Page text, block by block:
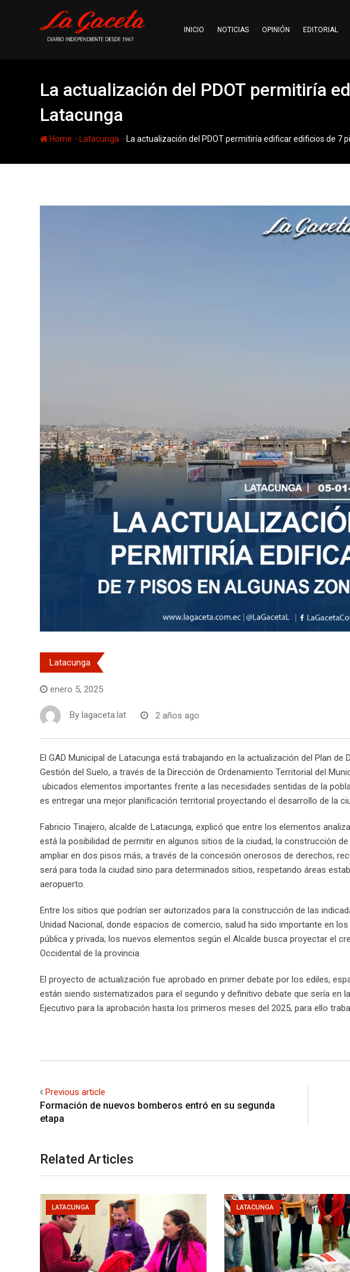
INICIO NOTICIAS OPINIÓN EDITORIAL
La actualización del PDOT permitiría
Latacunga
Home - Latacunga - La actualización del PDOT permitiría edificar edificios de 7
Latacunga
enero 5, 2025
By lagaceta.lat 2 años ago
El GAD Municipal de Latacunga está trabajando en la actualización del Plan
Gestión del Suelo, a través de la Dirección de Ordenamiento Territorial del
ubicados elementos importantes frente a las necesidades sentidas de la
es entregar una mejor planificación territorial proyectando el desarrollo de la
Fabricio Tinajero, alcalde de Latacunga, explicó que entre los elementos
está la posibilidad de permitir en algunos sitios de la ciudad, la construcción
ampliar en dos pisos más, a través de la concesión onerosos de derechos,
será para toda la ciudad sino para determinados sitios, respetando áreas
aeropuerto.
Entre los sitios que podrían ser autorizados para la construcción de las
Unidad Nacional, donde espacios de comercio, salud ha sido importante en
pública y privada; los nuevos elementos según el Alcalde busca proyectar el
Occidental de la provincia.
El proyecto de actualización fue aprobado en primer debate por los ediles,
están siendo sistematizados para el segundo y definitivo debate que sería en
Ejecutivo para la aprobación hasta los primeros meses del 2025, para ello
Previous article
Formación de nuevos bomberos entró en su segunda
etapa
Related Articles
LATACUNGA LATACUNGA